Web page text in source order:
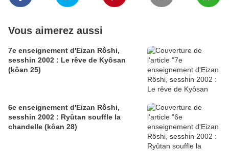
Vous aimerez aussi
7e enseignement d'Eizan Rôshi,
sesshin 2002 : Le rêve de Kyôsan
(kôan 25)
6e enseignement d'Eizan Rôshi,
sesshin 2002 : Ryûtan souffle la
chandelle (kôan 28)